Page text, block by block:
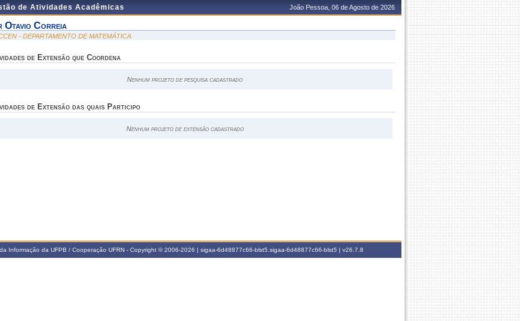
de Atividades Acadêmicas João Pessoa, 06 de Agosto de 2026
Otavio Correia
- DEPARTAMENTO DE MATEMÁTICA
de Extensão que Coordena
Nenhum projeto de pesquisa cadastrado
de Extensão das quais Participo
Nenhum projeto de extensão cadastrado
Informação da UFPB / Cooperação UFRN - Copyright © 2006-2026 | sigaa-6d48877c66-blst5.sigaa-6d48877c66-blst5 | v26.7.8